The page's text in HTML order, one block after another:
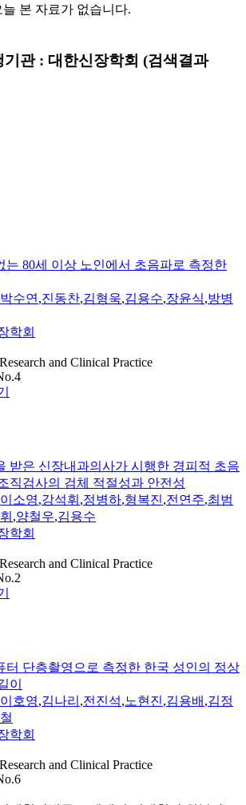
늘 본 자료가 없습니다.
기관 : 대한신장학회 (검색결과
는 80세 이상 노인에서 초음파로 측정한
박수연,진동찬,김형욱,김용수,장윤식,방병
학회
and Clinical Practice
받은 신장내과의사가 시행한 경피적 초음
직검사의 검체 적절성과 안전성
이소영,강석휘 ,정병하,형복진,전연주,최범
,양철우,김용수
학회
and Clinical Practice
터 단층촬영으로 측정한 한국 성인의 정상
이
이호영,김나리 ,전진석,노현진,김용배 ,김정
학회
and Clinical Practice